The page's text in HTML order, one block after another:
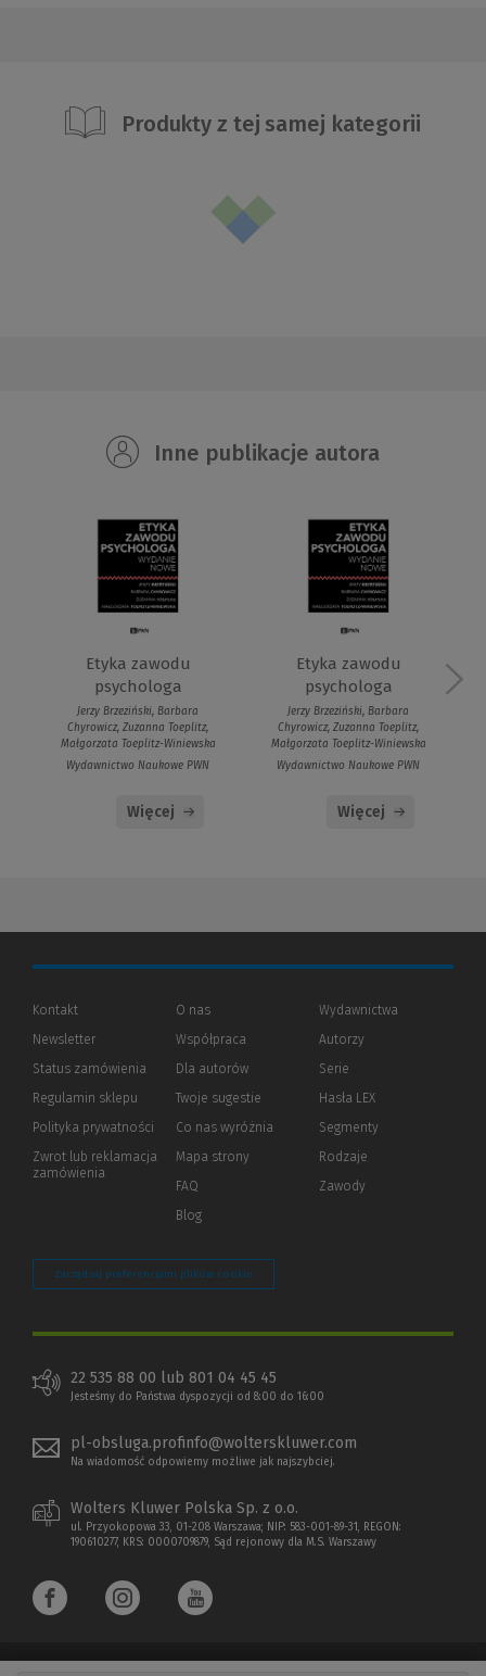
Produkty z tej samej kategorii
Inne publikacje autora
Etyka zawodu
psychologa
Jerzy Brzeziński, Barbara
Chyrowicz, Zuzanna Toeplitz,
Małgorzata Toeplitz-Winiewska
Wydawnictwo Naukowe PWN
Więcej
Etyka zawodu
psychologa
Jerzy Brzeziński, Barbara
Chyrowicz, Zuzanna Toeplitz,
Małgorzata Toeplitz-Winiewska
Wydawnictwo Naukowe PWN
Więcej
Kontakt
Newsletter
Status zamówienia
Regulamin sklepu
Polityka prywatności (Nowe
(Link
innej
Zwrot lub reklamacja
zamówienia
O nas
Współpraca
Dla autorów(Nowe
(Link
innej
strony)
Twoje sugestie
Co nas wyróżnia
Mapa strony
FAQ
Blog
Wydawnictwa
Autorzy
Serie
Hasła LEX
Segmenty
Rodzaje
Zawody
Zarządzaj preferencjami plików cookie
22 535 88 00 lub 801 04 45 45
Jesteśmy do Państwa dyspozycji od 8:00 do 16:00
pl-obsluga.profinfo@wolterskluwer.com
Na wiadomość odpowiemy możliwe jak najszybciej.
Wolters Kluwer Polska Sp. z o.o.
ul. Przyokopowa 33, 01-208 Warszawa; NIP: 583-001-89-31, REGON:
190610277, KRS: 0000709879, Sąd rejonowy dla M.S. Warszawy